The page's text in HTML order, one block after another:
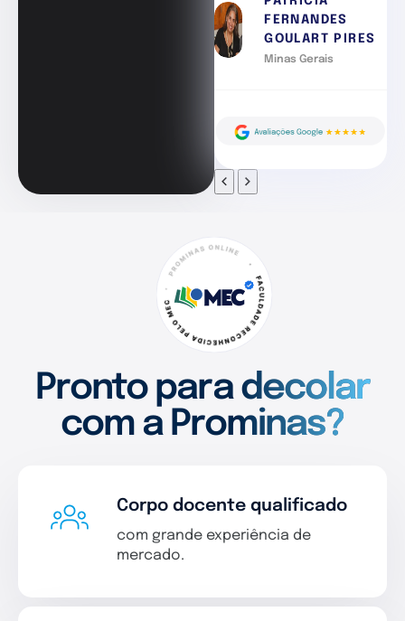
FERNANDES
GOULART PIRES
Minas Gerais
Pronto para decolar
com a Prominas?
Corpo docente qualificado
com grande experiência de
mercado.